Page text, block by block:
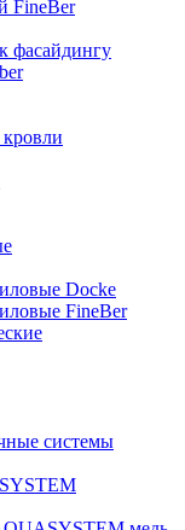
FineBer
фасайдингу
Docke
FineBer
системы